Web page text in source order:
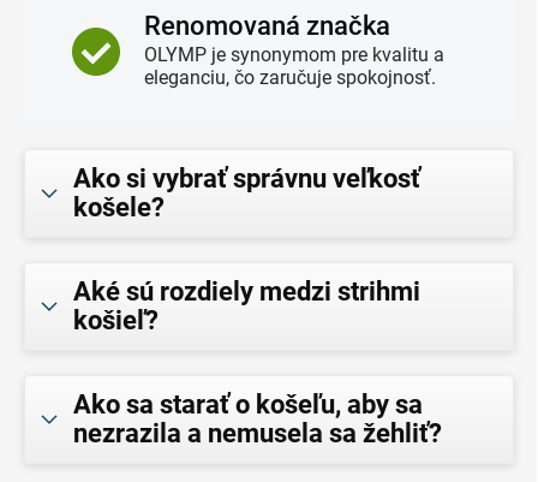
Renomovaná značka
OLYMP je synonymom pre kvalitu a
eleganciu, čo zaručuje spokojnosť.
Ako si vybrať správnu veľkosť
košele?
Aké sú rozdiely medzi strihmi
košieľ?
Ako sa starať o košeľu, aby sa
nezrazila a nemusela sa žehliť?